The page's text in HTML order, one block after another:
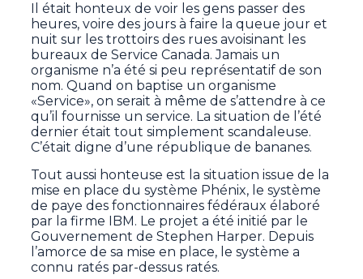
Il était honteux de voir les gens passer des
heures, voire des jours à faire la queue jour et
nuit sur les trottoirs des rues avoisinant les
bureaux de Service Canada. Jamais un
organisme n’a été si peu représentatif de son
nom. Quand on baptise un organisme
«Service», on serait à même de s’attendre à ce
qu’il fournisse un service. La situation de l’été
dernier était tout simplement scandaleuse.
C’était digne d’une république de bananes.
Tout aussi honteuse est la situation issue de la
mise en place du système Phénix, le système
de paye des fonctionnaires fédéraux élaboré
par la firme IBM. Le projet a été initié par le
Gouvernement de Stephen Harper. Depuis
l’amorce de sa mise en place, le système a
connu ratés par-dessus ratés.